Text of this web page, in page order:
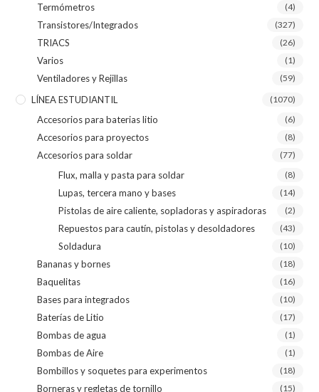
Termómetros (4)
Transistores/Integrados (327)
TRIACS (26)
Varios (1)
Ventiladores y Rejillas (59)
LÍNEA ESTUDIANTIL (1070)
Accesorios para baterias litio (6)
Accesorios para proyectos (8)
Accesorios para soldar (77)
Flux, malla y pasta para soldar (8)
Lupas, tercera mano y bases (14)
Pistolas de aire caliente, sopladoras y aspiradoras (2)
Repuestos para cautín, pistolas y desoldadores (43)
Soldadura (10)
Bananas y bornes (18)
Baquelitas (16)
Bases para integrados (10)
Baterías de Litio (17)
Bombas de agua (1)
Bombas de Aire (1)
Bombillos y soquetes para experimentos (18)
Borneras y regletas de tornillo (15)